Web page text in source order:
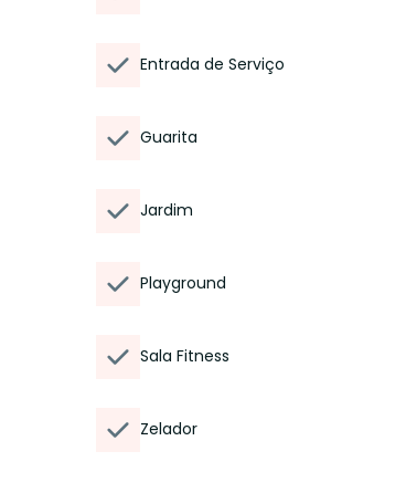
Entrada de Serviço
Guarita
Jardim
Playground
Sala Fitness
Zelador